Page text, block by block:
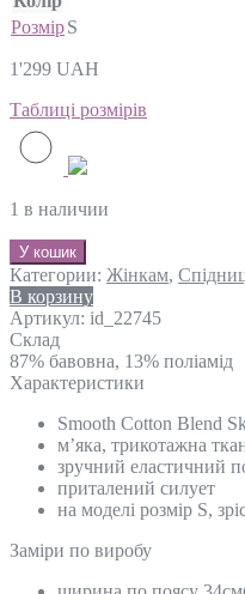
РозмірS
1'299 UAH
Таблиці розмірів
1 в наличии
У кошик
Категории: Жінкам,
В корзину
Артикул: id_22745
Склад
87% бавовна, 13% поліамід
Характеристики
Smooth Cotton Blend
м’яка, трикотажна
зручний еластичний
приталений силует
на моделі розмір S,
Замiри по виробу